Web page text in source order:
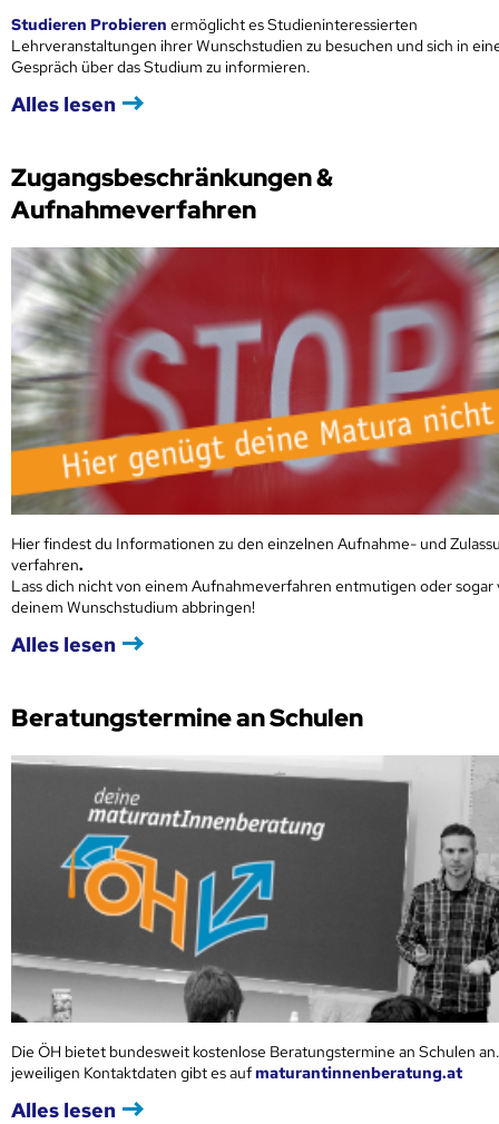
Studieren Probieren ermöglicht es Studieninteressierten
Lehrveranstaltungen ihrer Wunschstudien zu besuchen und sich in
Gespräch über das Studium zu informieren.
Alles lesen
Zugangsbeschränkungen &
Aufnahmeverfahren
Hier findest du Informationen zu den einzelnen Aufnahme- und
verfahren.
Lass dich nicht von einem Aufnahmeverfahren entmutigen oder sogar
deinem Wunschstudium abbringen!
Alles lesen
Beratungstermine an Schulen
Die ÖH bietet bundesweit kostenlose Beratungstermine an Schulen
jeweiligen Kontaktdaten gibt es aufmaturantinnenberatung.at
Alles lesen